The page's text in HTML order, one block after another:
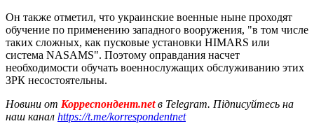
Он также отметил, что украинские военные ныне проходят
обучение по применению западного вооружения, "в том числе
таких сложных, как пусковые установки HIMARS или
система NASAMS". Поэтому оправдания насчет
необходимости обучать военнослужащих обслуживанию этих
ЗРК несостоятельны.
Новини от Корреспондент.netв Telegram. Підписуйтесь на
наш канал https://t.me/korrespondentnet